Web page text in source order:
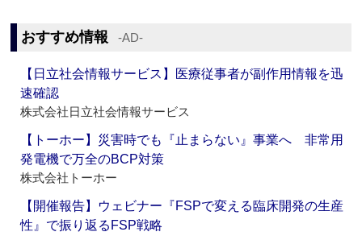
おすすめ情報 ‐AD‐
【日立社会情報サービス】医療従事者が副作用情報を迅
速確認
株式会社日立社会情報サービス
【トーホー】災害時でも『止まらない』事業へ 非常用
発電機で万全のBCP対策
株式会社トーホー
【開催報告】ウェビナー『FSPで変える臨床開発の生産
性』で振り返るFSP戦略